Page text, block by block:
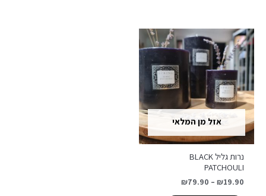
אזל מן המלאי
נרות גליל BLACK
PATCHOULI
₪19.90
–
₪79.90